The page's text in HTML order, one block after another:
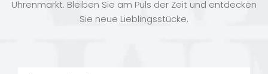
Uhrenmarkt. Bleiben Sie am Puls der Zeit und entdecken
Sie neue Lieblingsstücke.